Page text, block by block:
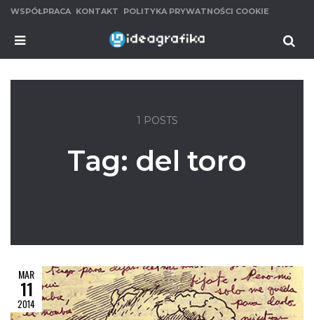
WSPÓŁPRACA KONTAKT POLITYKA PRYWATNOŚCI COOKIE
1 POSTS
Tag: del toro
MAR
11
2014